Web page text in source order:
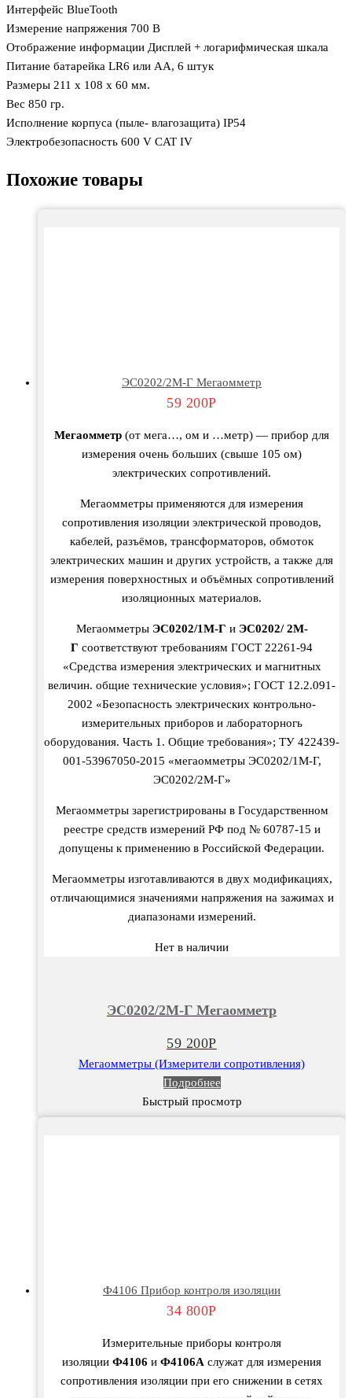
Интерфейс BlueTooth
Измерение напряжения 700 В
Отображение информации Дисплей + логарифмическая шкала
Питание батарейка LR6 или AA, 6 штук
Размеры 211 х 108 х 60 мм.
Вес 850 гр.
Исполнение корпуса (пыле- влагозащита) IP54
Электробезопасность 600 V CAT IV
Похожие товары
ЭС0202/2М-Г Мегаомметр
59 200Р
Мегаомметр (от мега…, ом и …метр) — прибор для
измерения очень больших (свыше 105 ом)
электрических сопротивлений.
Мегаомметры применяются для измерения
сопротивления изоляции электрической проводов,
кабелей, разъёмов, трансформаторов, обмоток
электрических машин и других устройств, а также для
измерения поверхностных и объёмных сопротивлений
изоляционных материалов.
Мегаомметры ЭС0202/1М-Г и ЭС0202/ 2М-
Г соответствуют требованиям ГОСТ 22261-94
«Средства измерения электрических и магнитных
величин. общие технические условия»; ГОСТ 12.2.091-
2002 «Безопасность электрических контрольно-
измерительных приборов и лабораторногь
оборудования. Часть 1. Общие требования»; ТУ 422439-
001-53967050-2015 «мегаомметры ЭС0202/1М-Г,
ЭС0202/2М-Г»
Мегаомметры зарегистрированы в Государственном
реестре средств измерений РФ под № 60787-15 и
допущены к применению в Российской Федерации.
Мегаомметры изготавливаются в двух модификациях,
отличающимися значениями напряжения на зажимах и
диапазонами измерений.
Нет в наличии
ЭС0202/2М-Г Мегаомметр
59 200Р
Мегаомметры (Измерители сопротивления)
Подробнее
Быстрый просмотр
Ф4106 Прибор контроля изоляции
34 800Р
Измерительные приборы контроля
изоляции Ф4106 и Ф4106А служат для измерения
сопротивления изоляции при его снижении в сетях